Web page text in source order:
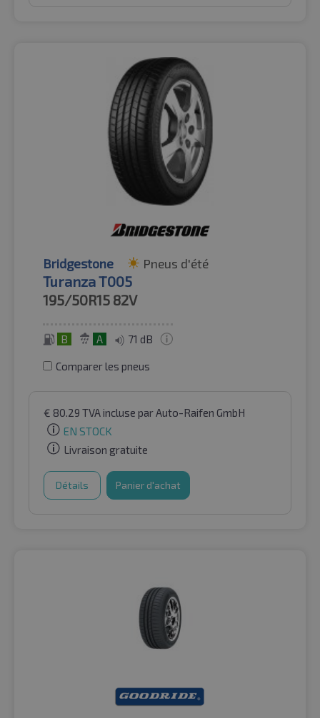
Bridgestone Pneus d'été
Turanza T005
195/50R15 82V
B A 71 dB
Comparer les pneus
€ 80.29 TVA incluse par Auto-Raifen GmbH
EN STOCK
Livraison gratuite
Détails Panier d'achat